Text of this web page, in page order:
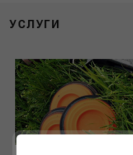
УСЛУГИ